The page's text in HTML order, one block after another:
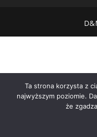
Ta strona korzysta z
najwyższym poziomie.
że